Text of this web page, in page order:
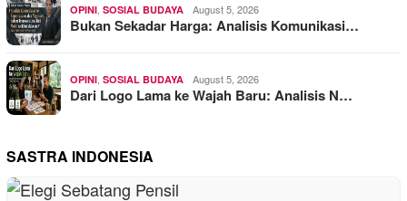
OPINI SOSIAL BUDAYA August 5, 2026
Bukan Sekadar Harga: Analisis Komunikasi…
OPINI SOSIAL BUDAYA August 5, 2026
Dari Logo Lama ke Wajah Baru: Analisis N…
SASTRA INDONESIA